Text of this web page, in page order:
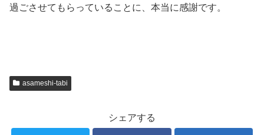
過ごさせてもらっていることに、本当に感謝です。
asameshi-tabi
シェアする